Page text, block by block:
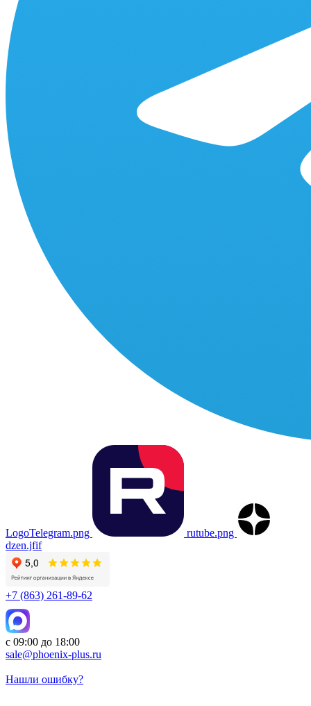
LogoTelegram.png
rutube.png
dzen.jfif
+7 (863) 261-89-62
с 09:00 до 18:00
sale@phoenix-plus.ru
Нашли ошибку?